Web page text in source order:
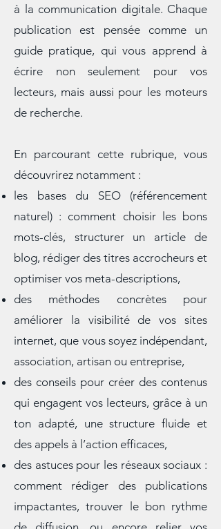
rédaction web, aux techniques SEO et
à la communication digitale. Chaque
publication est pensée comme un
guide pratique, qui vous apprend à
écrire non seulement pour vos
découvrirez notamment :
les bases du SEO (référencement
naturel) : comment choisir les bons
mots-clés, structurer un article de
blog, rédiger des titres accrocheurs et
améliorer la visibilité de vos sites
internet, que vous soyez indépendant,
association, artisan ou entreprise,
des conseils pour créer des contenus
qui engagent vos lecteurs, grâce à un
ton adapté, une structure fluide et
des appels à l’action efficaces,
des astuces pour les réseaux sociaux :
comment rédiger des publications